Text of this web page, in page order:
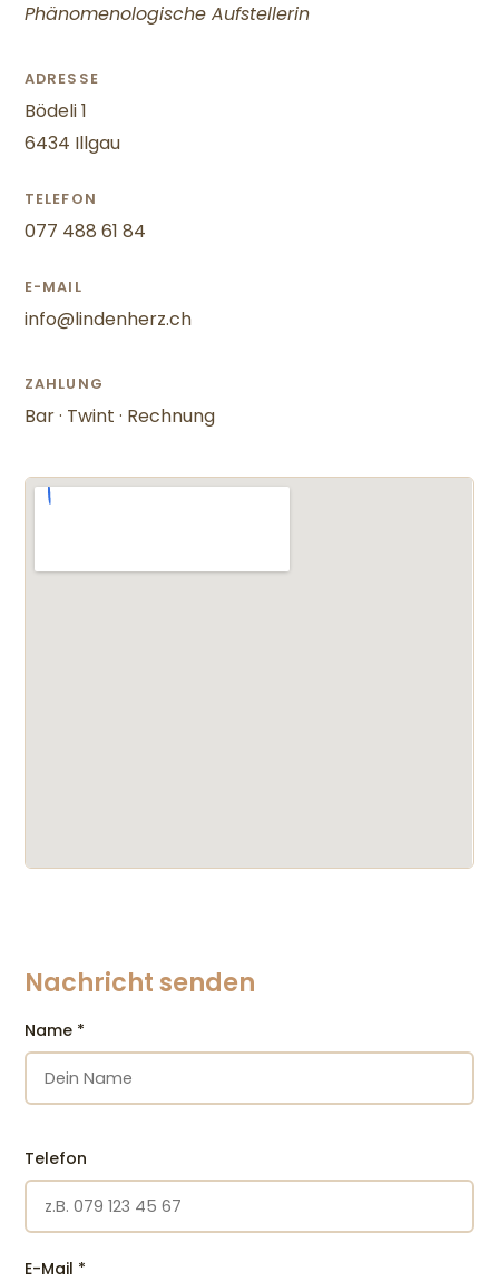
Phänomenologische Aufstellerin
ADRESSE
Bödeli 1
6434 Illgau
TELEFON
077 488 61 84
E-MAIL
info@lindenherz.ch
ZAHLUNG
Bar · Twint · Rechnung
Nachricht senden
Name *
Telefon
E-Mail *